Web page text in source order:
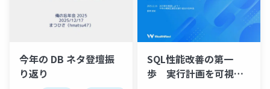
今年の DB ネタ登壇振
り返り
SQL性能改善の第一
歩 実行計画を可視化